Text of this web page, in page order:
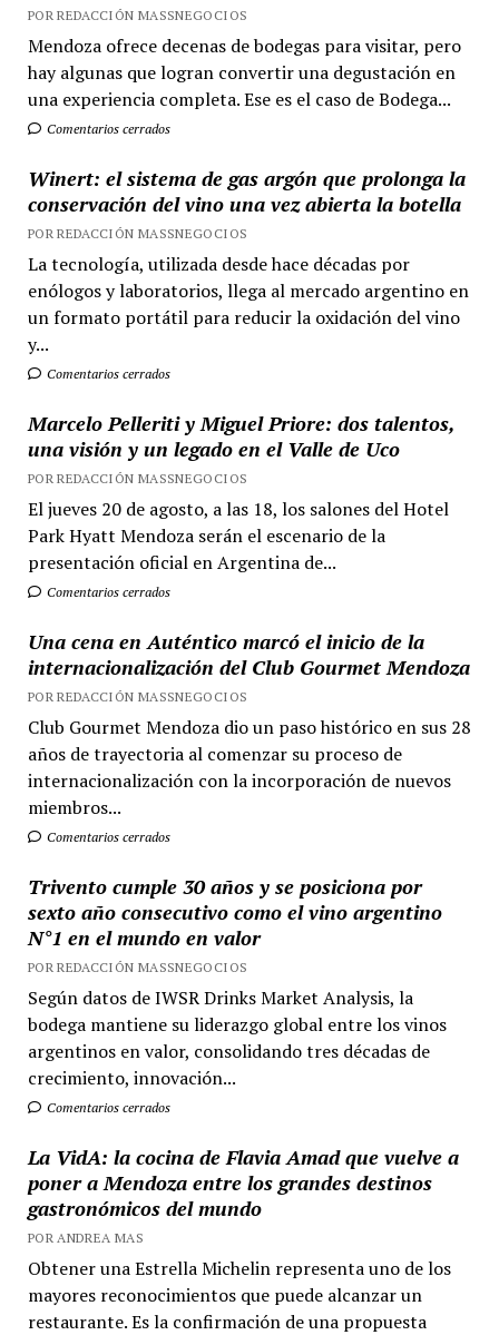
POR REDACCIÓN MASSNEGOCIOS
Mendoza ofrece decenas de bodegas para visitar, pero
hay algunas que logran convertir una degustación en
una experiencia completa. Ese es el caso de Bodega...
Comentarios cerrados
Winert: el sistema de gas argón que prolonga la
conservación del vino una vez abierta la botella
POR REDACCIÓN MASSNEGOCIOS
La tecnología, utilizada desde hace décadas por
enólogos y laboratorios, llega al mercado argentino en
un formato portátil para reducir la oxidación del vino
y...
Comentarios cerrados
Marcelo Pelleriti y Miguel Priore: dos talentos,
una visión y un legado en el Valle de Uco
POR REDACCIÓN MASSNEGOCIOS
El jueves 20 de agosto, a las 18, los salones del Hotel
Park Hyatt Mendoza serán el escenario de la
presentación oficial en Argentina de...
Comentarios cerrados
Una cena en Auténtico marcó el inicio de la
internacionalización del Club Gourmet Mendoza
POR REDACCIÓN MASSNEGOCIOS
Club Gourmet Mendoza dio un paso histórico en sus 28
años de trayectoria al comenzar su proceso de
internacionalización con la incorporación de nuevos
miembros...
Comentarios cerrados
Trivento cumple 30 años y se posiciona por
sexto año consecutivo como el vino argentino
N°1 en el mundo en valor
POR REDACCIÓN MASSNEGOCIOS
Según datos de IWSR Drinks Market Analysis, la
bodega mantiene su liderazgo global entre los vinos
argentinos en valor, consolidando tres décadas de
crecimiento, innovación...
Comentarios cerrados
La VidA: la cocina de Flavia Amad que vuelve a
poner a Mendoza entre los grandes destinos
gastronómicos del mundo
POR ANDREA MAS
Obtener una Estrella Michelin representa uno de los
mayores reconocimientos que puede alcanzar un
restaurante. Es la confirmación de una propuesta